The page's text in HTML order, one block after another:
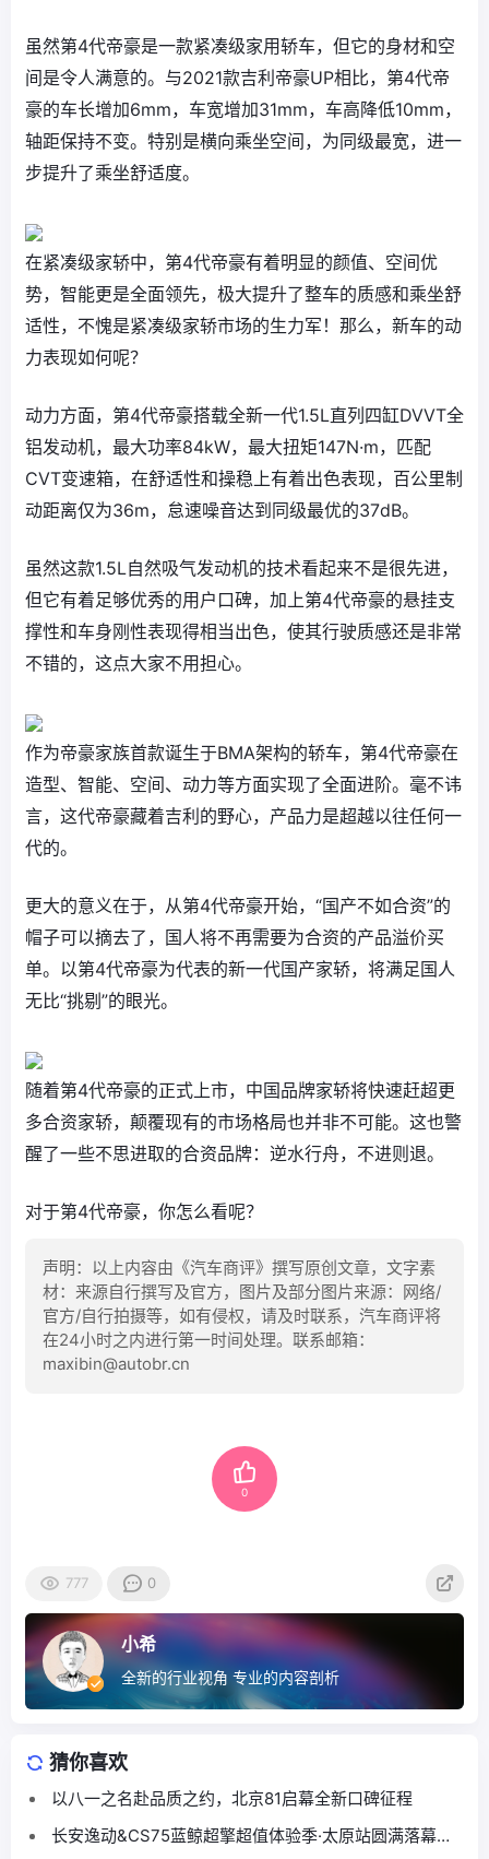
虽然第4代帝豪是一款紧凑级家用轿车，但它的身材和空
间是令人满意的。与2021款吉利帝豪UP相比，第4代帝
豪的车长增加6mm，车宽增加31mm，车高降低10mm，
轴距保持不变。特别是横向乘坐空间，为同级最宽，进一
步提升了乘坐舒适度。
在紧凑级家轿中，第4代帝豪有着明显的颜值、空间优
势，智能更是全面领先，极大提升了整车的质感和乘坐舒
适性，不愧是紧凑级家轿市场的生力军！那么，新车的动
力表现如何呢？
动力方面，第4代帝豪搭载全新一代1.5L直列四缸DVVT全
铝发动机，最大功率84kW，最大扭矩147N·m，匹配
CVT变速箱，在舒适性和操稳上有着出色表现，百公里制
动距离仅为36m，怠速噪音达到同级最优的37dB。
虽然这款1.5L自然吸气发动机的技术看起来不是很先进，
但它有着足够优秀的用户口碑，加上第4代帝豪的悬挂支
撑性和车身刚性表现得相当出色，使其行驶质感还是非常
不错的，这点大家不用担心。
作为帝豪家族首款诞生于BMA架构的轿车，第4代帝豪在
造型、智能、空间、动力等方面实现了全面进阶。毫不讳
言，这代帝豪藏着吉利的野心，产品力是超越以往任何一
代的。
更大的意义在于，从第4代帝豪开始，“国产不如合资”的
帽子可以摘去了，国人将不再需要为合资的产品溢价买
单。以第4代帝豪为代表的新一代国产家轿，将满足国人
无比“挑剔”的眼光。
随着第4代帝豪的正式上市，中国品牌家轿将快速赶超更
多合资家轿，颠覆现有的市场格局也并非不可能。这也警
醒了一些不思进取的合资品牌：逆水行舟，不进则退。
对于第4代帝豪，你怎么看呢？
声明：以上内容由《汽车商评》撰写原创文章，文字素
材：来源自行撰写及官方，图片及部分图片来源：网络/
官方/自行拍摄等，如有侵权，请及时联系，汽车商评将
在24小时之内进行第一时间处理。联系邮箱：
maxibin@autobr.cn
0
777 0
小希
全新的行业视角 专业的内容剖析
猜你喜欢
以八一之名赴品质之约，北京81启幕全新口碑征程
长安逸动&CS75蓝鲸超擎超值体验季·太原站圆满落幕，